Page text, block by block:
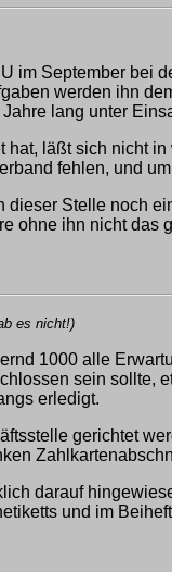
im September bei
werden ihn
lang unter
läßt sich nicht
fehlen, und
dieser Stelle noch
ohne ihn nicht das
es nicht!)
1000 alle
sein sollte,
erledigt.
gerichtet
darauf
und im